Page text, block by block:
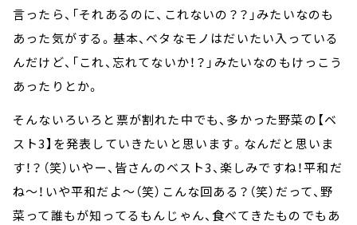
言ったら、「それあるのに、これないの？？」みたいなのも
あった気がする。基本、ベタなモノはだいたい入っている
んだけど、「これ、忘れてないか！？」みたいなのもけっこう
あったりとか。
そんないろいろと票が割れた中でも、多かった野菜の【ベ
スト3】を発表していきたいと思います。なんだと思いま
す！？（笑）いやー、皆さんのベスト3、楽しみですね！平和だ
ね～！いや平和だよ～（笑）こんな回ある？（笑）だって、野
菜って誰もが知ってるもんじゃん、食べてきたものでもあ